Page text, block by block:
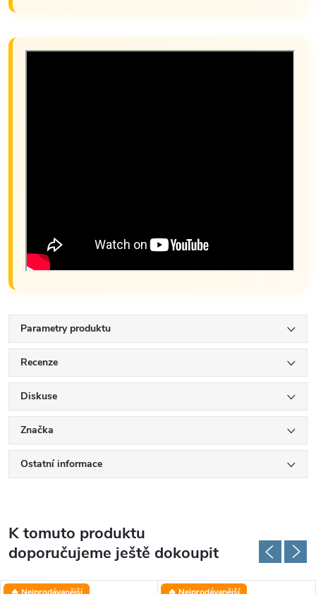
Parametry produktu
Recenze
Diskuse
Značka
Ostatní informace
K tomuto produktu
doporučujeme ještě dokoupit